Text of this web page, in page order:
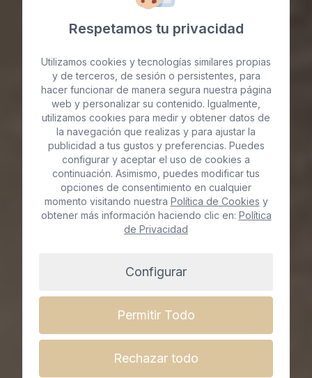
Neuromoduladores en
Maspalomas
Reserva cita ya
Respetamos tu privacidad
Utilizamos cookies y tecnologías similares propias
y de terceros, de sesión o persistentes, para
hacer funcionar de manera segura nuestra página
web y personalizar su contenido. Igualmente,
utilizamos cookies para medir y obtener datos de
la navegación que realizas y para ajustar la
publicidad a tus gustos y preferencias. Puedes
configurar y aceptar el uso de cookies a
continuación. Asimismo, puedes modificar tus
opciones de consentimiento en cualquier
momento visitando nuestra Política de Cookies y
obtener más información haciendo clic en: Política
de Privacidad
Configurar
Permitir Todo
Rechazar todo